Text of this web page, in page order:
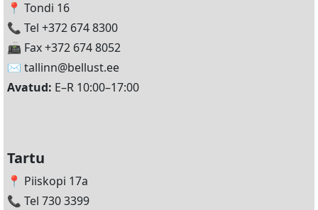
📍 Tondi 16
📞 Tel +372 674 8300
📠 Fax +372 674 8052
✉️ tallinn@bellust.ee
Avatud: E–R 10:00–17:00
Tartu
📍 Piiskopi 17a
📞 Tel 730 3399